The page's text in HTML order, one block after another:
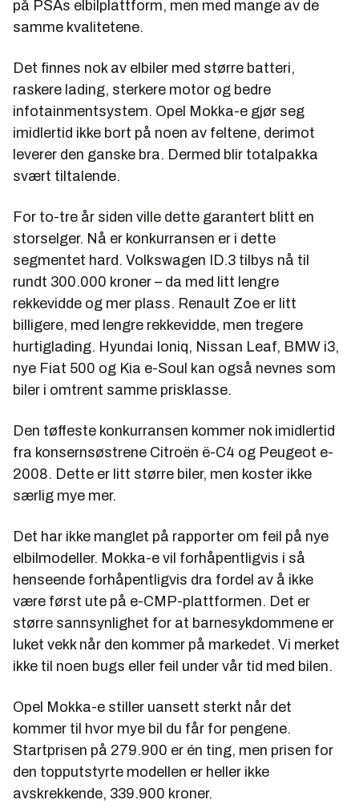
på PSAs elbilplattform, men med mange av de
samme kvalitetene.
Det finnes nok av elbiler med større batteri,
raskere lading, sterkere motor og bedre
infotainmentsystem. Opel Mokka-e gjør seg
imidlertid ikke bort på noen av feltene, derimot
leverer den ganske bra. Dermed blir totalpakka
svært tiltalende.
For to-tre år siden ville dette garantert blitt en
storselger. Nå er konkurransen er i dette
segmentet hard. Volkswagen ID.3 tilbys nå til
rundt 300.000 kroner – da med litt lengre
rekkevidde og mer plass. Renault Zoe er litt
billigere, med lengre rekkevidde, men tregere
hurtiglading. Hyundai Ioniq, Nissan Leaf, BMW i3,
nye Fiat 500 og Kia e-Soul kan også nevnes som
biler i omtrent samme prisklasse.
Den tøffeste konkurransen kommer nok imidlertid
fra konsernsøstrene Citroën ë-C4 og Peugeot e-
2008. Dette er litt større biler, men koster ikke
særlig mye mer.
Det har ikke manglet på rapporter om feil på nye
elbilmodeller. Mokka-e vil forhåpentligvis i så
henseende forhåpentligvis dra fordel av å ikke
være først ute på e-CMP-plattformen. Det er
større sannsynlighet for at barnesykdommene er
luket vekk når den kommer på markedet. Vi merket
ikke til noen bugs eller feil under vår tid med bilen.
Opel Mokka-e stiller uansett sterkt når det
kommer til hvor mye bil du får for pengene.
Startprisen på 279.900 er én ting, men prisen for
den topputstyrte modellen er heller ikke
avskrekkende, 339.900 kroner.